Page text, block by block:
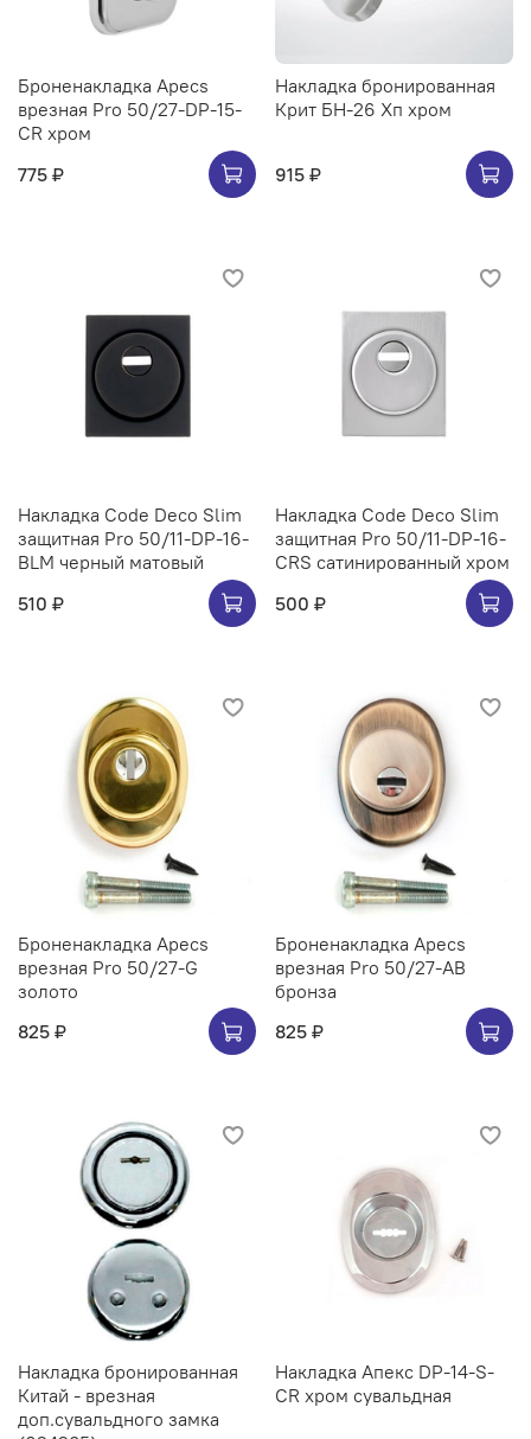
Броненакладка Apecs
врезная Pro 50/27-DP-15-
CR хром
775 ₽
Накладка бронированная
Крит БН-26 Хп хром
915 ₽
Накладка Code Deco Slim
защитная Pro 50/11-DP-16-
BLM черный матовый
510 ₽
Накладка Code Deco Slim
защитная Pro 50/11-DP-16-
CRS сатинированный хром
500 ₽
Броненакладка Apecs
врезная Pro 50/27-G
золото
825 ₽
Броненакладка Apecs
врезная Pro 50/27-AB
бронза
825 ₽
Накладка бронированная
Китай - врезная
доп.сувальдного замка
Накладка Апекс DP-14-S-
CR хром сувальдная